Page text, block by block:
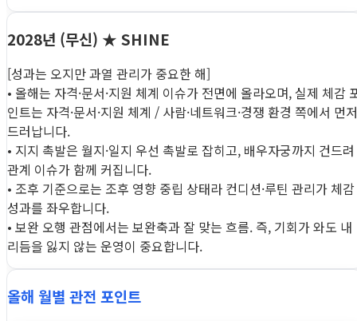
2028년 (무신) ★ SHINE
[성과는 오지만 과열 관리가 중요한 해]
• 올해는 자격·문서·지원 체계 이슈가 전면에 올라오며, 실제 체감
인트는 자격·문서·지원 체계 / 사람·네트워크·경쟁 환경 쪽에서 먼저
드러납니다.
• 지지 촉발은 월지·일지 우선 촉발로 잡히고, 배우자궁까지 건드려
관계 이슈가 함께 커집니다.
• 조후 기준으로는 조후 영향 중립 상태라 컨디션·루틴 관리가 체감
성과를 좌우합니다.
• 보완 오행 관점에서는 보완축과 잘 맞는 흐름. 즉, 기회가 와도 내
리듬을 잃지 않는 운영이 중요합니다.
올해 월별 관전 포인트